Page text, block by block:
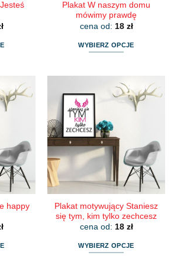
Plakat W naszym domu
mówimy prawdę
cena od: 18 zł
WYBIERZ OPCJE
wiele
wariantów.
Opcje
można
wybrać
na
stronie
produktu
happy
Plakat motywujący Staniesz
się tym, kim tylko zechcesz
cena od: 18 zł
WYBIERZ OPCJE